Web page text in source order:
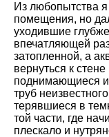
Из любопытства я
помещения, но
уходившие
впечатляющей
затопленной, а
вернуться к
поднимающиеся
труб
терявшиеся в
той части, где
плескало и